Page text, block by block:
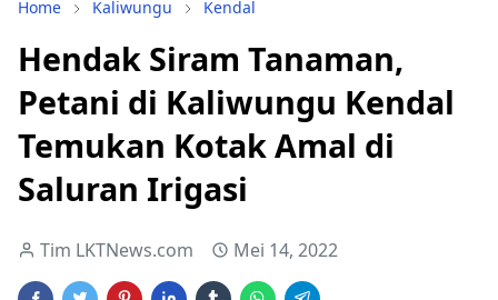
Home Kaliwungu Kendal
Hendak Siram Tanaman,
Petani di Kaliwungu Kendal
Temukan Kotak Amal di
Saluran Irigasi
Tim LKTNews.com Mei 14, 2022